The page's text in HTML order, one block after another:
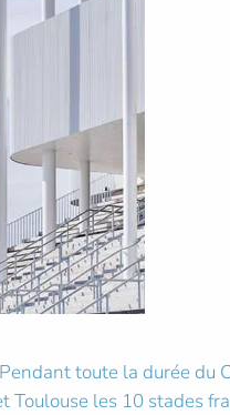
toute la durée
les 10 stades